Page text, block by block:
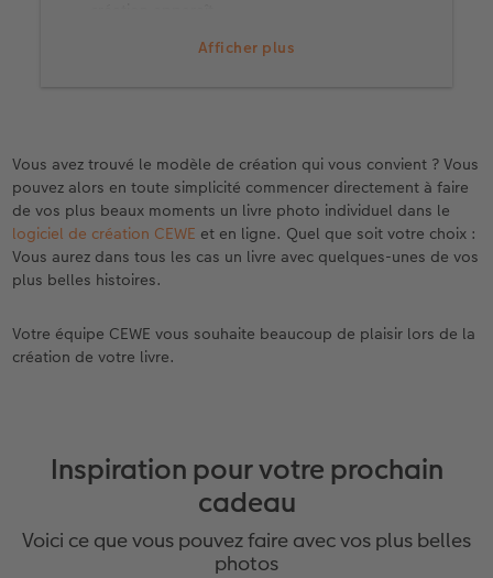
Afficher plus
de création que vous souhaitez et cliquez sur
modèles ne sont pas préinstallés dès le
départ dans votre logiciel de création CEWE.
Cliquez sur « Découvrir d’autres contenus en
ligne » pour télécharger d’autres designs
attrayants.
Placez les photos et les textes : Il ne vous
Cliquez sur « Photos & vidéos » pour
sélectionner les contenus appropriés.
Vous avez trouvé le modèle de création qui vous convient ? Vous
pouvez alors en toute simplicité commencer directement à faire
de vos plus beaux moments un livre photo individuel dans le
logiciel de création CEWE et en ligne. Quel que soit votre choix :
Vous aurez dans tous les cas un livre avec quelques-unes de vos
plus belles histoires.
Votre équipe CEWE vous souhaite beaucoup de plaisir lors de la
création de votre livre.
Inspiration pour votre prochain
cadeau
Voici ce que vous pouvez faire avec vos plus belles
photos